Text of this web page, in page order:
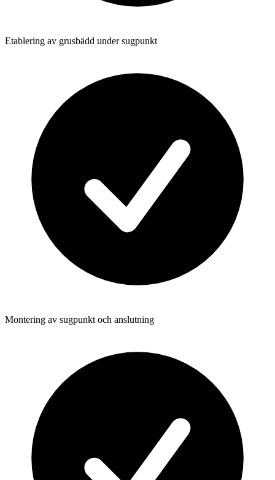
Etablering av grusbädd under sugpunkt
Montering av sugpunkt och anslutning